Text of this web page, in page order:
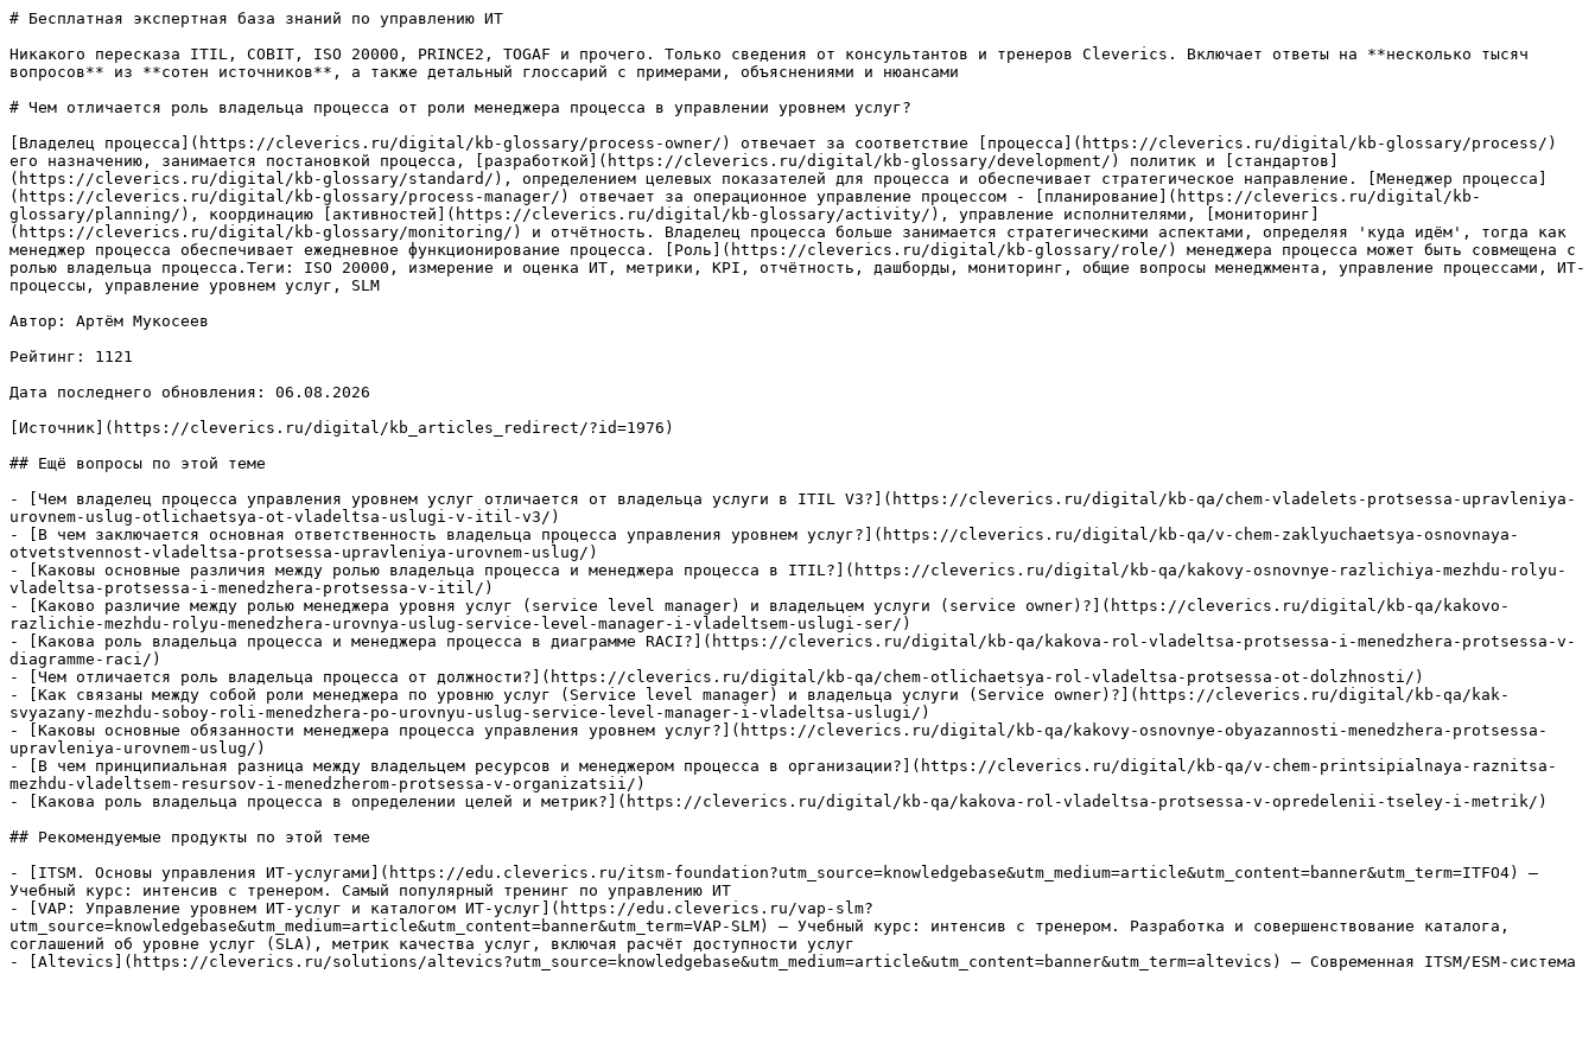
# Бесплатная экспертная база знаний по управлению ИТ
Никакого пересказа ITIL, COBIT, ISO 20000, PRINCE2, TOGAF и прочего. Только сведения от консультантов и тренеров Cleverics. Включает ответы на **несколько тысяч
вопросов** из **сотен источников**, а также детальный глоссарий с примерами, объяснениями и нюансами
# Чем отличается роль владельца процесса от роли менеджера процесса в управлении уровнем услуг?
[Владелец процесса](https://cleverics.ru/digital/kb-glossary/process-owner/) отвечает за соответствие [процесса](https://cleverics.ru/digital/kb-glossary/process/)
его назначению, занимается постановкой процесса, [разработкой](https://cleverics.ru/digital/kb-glossary/development/) политик и [стандартов]
(https://cleverics.ru/digital/kb-glossary/standard/), определением целевых показателей для процесса и обеспечивает стратегическое направление. [Менеджер процесса]
(https://cleverics.ru/digital/kb-glossary/process-manager/) отвечает за операционное управление процессом - [планирование](https://cleverics.ru/digital/kb-
glossary/planning/), координацию [активностей](https://cleverics.ru/digital/kb-glossary/activity/), управление исполнителями, [мониторинг]
(https://cleverics.ru/digital/kb-glossary/monitoring/) и отчётность. Владелец процесса больше занимается стратегическими аспектами, определяя 'куда идём', тогда как
менеджер процесса обеспечивает ежедневное функционирование процесса. [Роль](https://cleverics.ru/digital/kb-glossary/role/) менеджера процесса может быть совмещена с
ролью владельца процесса.Теги: ISO 20000, измерение и оценка ИТ, метрики, KPI, отчётность, дашборды, мониторинг, общие вопросы менеджмента, управление процессами, ИТ-
процессы, управление уровнем услуг, SLM
Автор: Артём Мукосеев
Рейтинг: 1121
Дата последнего обновления: 06.08.2026
[Источник](https://cleverics.ru/digital/kb_articles_redirect/?id=1976)
## Ещё вопросы по этой теме
- [Чем владелец процесса управления уровнем услуг отличается от владельца услуги в ITIL V3?](https://cleverics.ru/digital/kb-qa/chem-vladelets-protsessa-upravleniya-
urovnem-uslug-otlichaetsya-ot-vladeltsa-uslugi-v-itil-v3/)
- [В чем заключается основная ответственность владельца процесса управления уровнем услуг?](https://cleverics.ru/digital/kb-qa/v-chem-zaklyuchaetsya-osnovnaya-
otvetstvennost-vladeltsa-protsessa-upravleniya-urovnem-uslug/)
- [Каковы основные различия между ролью владельца процесса и менеджера процесса в ITIL?](https://cleverics.ru/digital/kb-qa/kakovy-osnovnye-razlichiya-mezhdu-rolyu-
vladeltsa-protsessa-i-menedzhera-protsessa-v-itil/)
- [Каково различие между ролью менеджера уровня услуг (service level manager) и владельцем услуги (service owner)?](https://cleverics.ru/digital/kb-qa/kakovo-
razlichie-mezhdu-rolyu-menedzhera-urovnya-uslug-service-level-manager-i-vladeltsem-uslugi-ser/)
- [Какова роль владельца процесса и менеджера процесса в диаграмме RACI?](https://cleverics.ru/digital/kb-qa/kakova-rol-vladeltsa-protsessa-i-menedzhera-protsessa-v-
diagramme-raci/)
- [Чем отличается роль владельца процесса от должности?](https://cleverics.ru/digital/kb-qa/chem-otlichaetsya-rol-vladeltsa-protsessa-ot-dolzhnosti/)
- [Как связаны между собой роли менеджера по уровню услуг (Service level manager) и владельца услуги (Service owner)?](https://cleverics.ru/digital/kb-qa/kak-
svyazany-mezhdu-soboy-roli-menedzhera-po-urovnyu-uslug-service-level-manager-i-vladeltsa-uslugi/)
- [Каковы основные обязанности менеджера процесса управления уровнем услуг?](https://cleverics.ru/digital/kb-qa/kakovy-osnovnye-obyazannosti-menedzhera-protsessa-
upravleniya-urovnem-uslug/)
- [В чем принципиальная разница между владельцем ресурсов и менеджером процесса в организации?](https://cleverics.ru/digital/kb-qa/v-chem-printsipialnaya-raznitsa-
mezhdu-vladeltsem-resursov-i-menedzherom-protsessa-v-organizatsii/)
- [Какова роль владельца процесса в определении целей и метрик?](https://cleverics.ru/digital/kb-qa/kakova-rol-vladeltsa-protsessa-v-opredelenii-tseley-i-metrik/)
## Рекомендуемые продукты по этой теме
- [ITSM. Основы управления ИТ-услугами](https://edu.cleverics.ru/itsm-foundation?utm_source=knowledgebase&utm_medium=article&utm_content=banner&utm_term=ITFO4) —
Учебный курс: интенсив с тренером. Самый популярный тренинг по управлению ИТ
- [VAP: Управление уровнем ИТ-услуг и каталогом ИТ-услуг](https://edu.cleverics.ru/vap-slm?
utm_source=knowledgebase&utm_medium=article&utm_content=banner&utm_term=VAP-SLM) — Учебный курс: интенсив с тренером. Разработка и совершенствование каталога,
соглашений об уровне услуг (SLA), метрик качества услуг, включая расчёт доступности услуг
- [Altevics](https://cleverics.ru/solutions/altevics?utm_source=knowledgebase&utm_medium=article&utm_content=banner&utm_term=altevics) — Современная ITSM/ESM-система